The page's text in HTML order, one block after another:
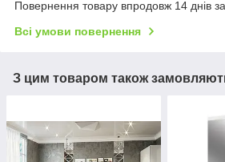
Повернення товару впродовж 14 днів
Всі умови повернення
З цим товаром також